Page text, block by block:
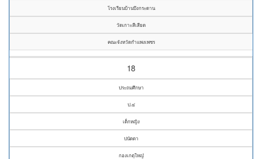
โรงเรียนบ้านบึงกระดาน
วัดเกาะสีเสียด
คณะจังหวัดกำแพงเพชร
18
ประถมศึกษา
ป.๔
เด็กหญิง
ปนัดดา
กองเกตุใหญ๋